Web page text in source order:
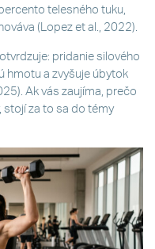
telesného tuku,
(Lopez et al., 2022).
pridanie silového
hmotu a zvyšuje úbytok
Ak vás zaujíma, prečo
stojí za to sa do témy